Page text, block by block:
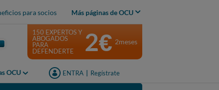
para socios Más páginas de OCU
OCU ENTRA Regístrate
150 EXPERTOS Y
ABOGADOS
PARA
DEFENDERTE
2€ 2meses